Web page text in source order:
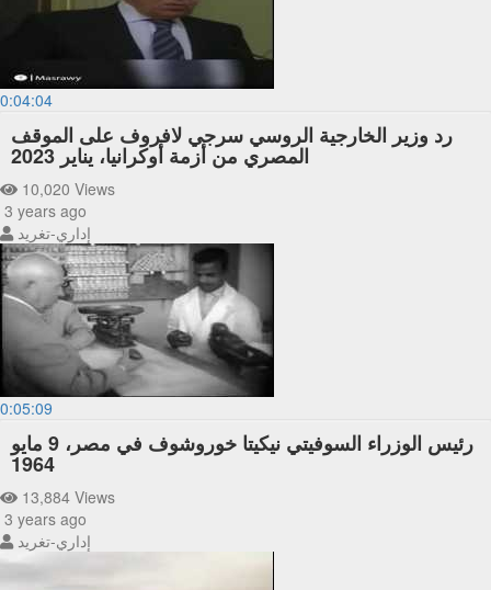
0:04:04
رد وزير الخارجية الروسي سرجي لافروف على الموقف
المصري من أزمة أوكرانيا، يناير 2023
10,020 Views
3 years ago
إداري-تغريد
0:05:09
رئيس الوزراء السوفيتي نيكيتا خوروشوف في مصر، 9 مايو
1964
13,884 Views
3 years ago
إداري-تغريد